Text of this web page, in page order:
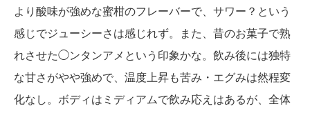
より酸味が強めな蜜柑のフレーバーで、サワー？という
感じでジューシーさは感じれず。また、昔のお菓子で熟
れさせた◯ンタンアメという印象かな。飲み後には独特
な甘さがやや強めで、温度上昇も苦み・エグみは然程変
化なし。ボディはミディアムで飲み応えはあるが、全体